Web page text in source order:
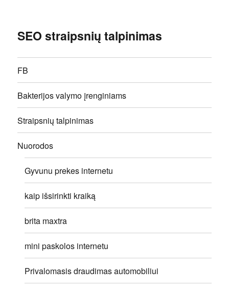
SEO straipsnių talpinimas
FB
Bakterijos valymo įrenginiams
Straipsnių talpinimas
Nuorodos
Gyvunu prekes internetu
kaip išsirinkti kraiką
brita maxtra
mini paskolos internetu
Privalomasis draudimas automobiliui